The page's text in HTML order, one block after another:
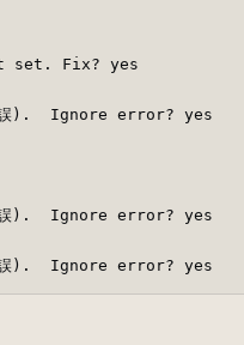
set. Fix? yes
誤).  Ignore error? yes
誤).  Ignore error? yes